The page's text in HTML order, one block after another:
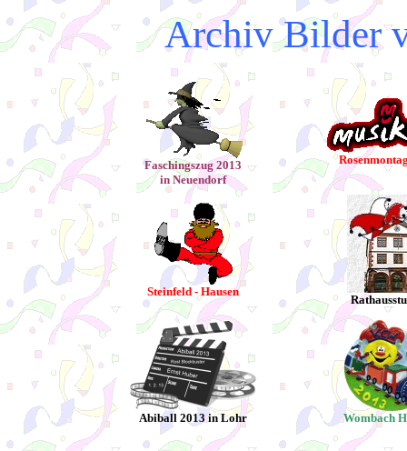
Archiv Bilder
Faschingszug 2013
in Neuendorf
Steinfeld - Hausen
Abiball 2013 in Lohr Wombach